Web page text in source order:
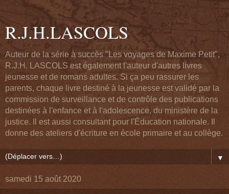
R.J.H.LASCOLS
Auteur de la série à succès "Les voyages de Maxime Petit",
R.J.H. LASCOLS est également l'auteur d'autres livres
jeunesse et de romans adultes. Si ça peu rassurer les
parents, chaque livre destiné à la jeunesse est validé par la
commission de surveillance et de contrôle des publications
destinées à l'enfance et à l'adolescence, du ministère de la
justice. Il est aussi consultant pour l'Éducation nationale. Il
donne des ateliers d'écriture en école primaire et au collège.
▼
samedi 15 août 2020